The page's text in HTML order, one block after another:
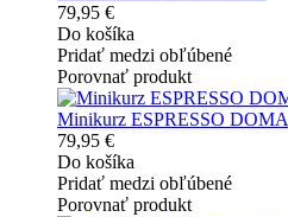
79,95 €
Do košíka
Pridať medzi obľúbené
Porovnať produkt
Minikurz ESPRESSO DOMA
79,95 €
Do košíka
Pridať medzi obľúbené
Porovnať produkt